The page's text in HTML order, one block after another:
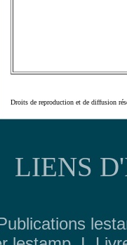
Droits de reproduction et de diffusion
LIENS